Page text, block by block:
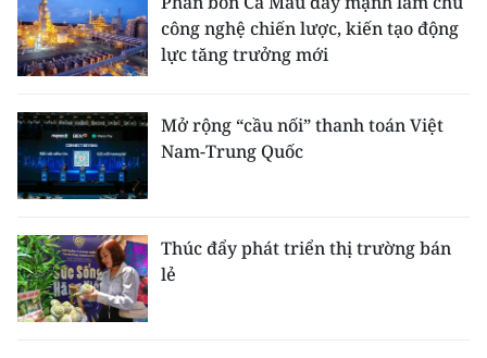
công nghệ chiến lược, kiến tạo động
lực tăng trưởng mới
Mở rộng “cầu nối” thanh toán Việt
Nam-Trung Quốc
Thúc đẩy phát triển thị trường bán
lẻ